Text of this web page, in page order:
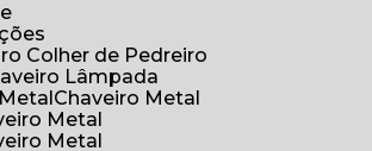
Colher de Pedreiro
Lâmpada
Metal
Chaveiro Metal
Metal
Metal